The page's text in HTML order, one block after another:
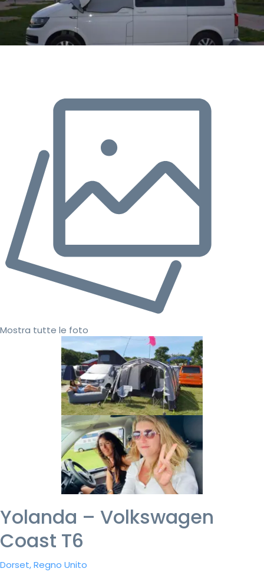
Mostra tutte le foto
Yolanda – Volkswagen
Coast T6
Dorset, Regno Unito